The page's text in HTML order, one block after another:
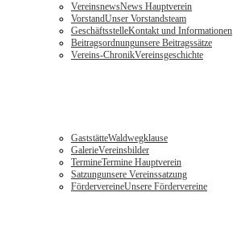
VereinsnewsNews Hauptverein
VorstandUnser Vorstandsteam
GeschäftsstelleKontakt und Informationen
Beitragsordnungunsere Beitragssätze
Vereins-ChronikVereinsgeschichte
GaststätteWaldwegklause
GalerieVereinsbilder
TermineTermine Hauptverein
Satzungunsere Vereinssatzung
FördervereineUnsere Fördervereine